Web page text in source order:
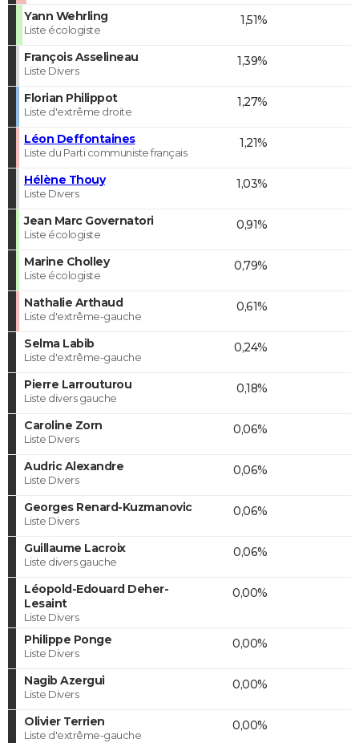
Yann Wehrling
Liste écologiste
1,51%
François Asselineau
Liste Divers
1,39%
Florian Philippot
Liste d'extrême droite
1,27%
Léon Deffontaines
Liste du Parti communiste français
1,21%
Hélène Thouy
Liste Divers
1,03%
Jean Marc Governatori
Liste écologiste
0,91%
Marine Cholley
Liste écologiste
0,79%
Nathalie Arthaud
Liste d'extrême-gauche
0,61%
Selma Labib
Liste d'extrême-gauche
0,24%
Pierre Larrouturou
Liste divers gauche
0,18%
Caroline Zorn
Liste Divers
0,06%
Audric Alexandre
Liste Divers
0,06%
Georges Renard-Kuzmanovic
Liste Divers
0,06%
Guillaume Lacroix
Liste divers gauche
0,06%
Léopold-Edouard Deher-
Lesaint
Liste Divers
0,00%
Philippe Ponge
Liste Divers
0,00%
Nagib Azergui
Liste Divers
0,00%
Olivier Terrien
Liste d'extrême-gauche
0,00%